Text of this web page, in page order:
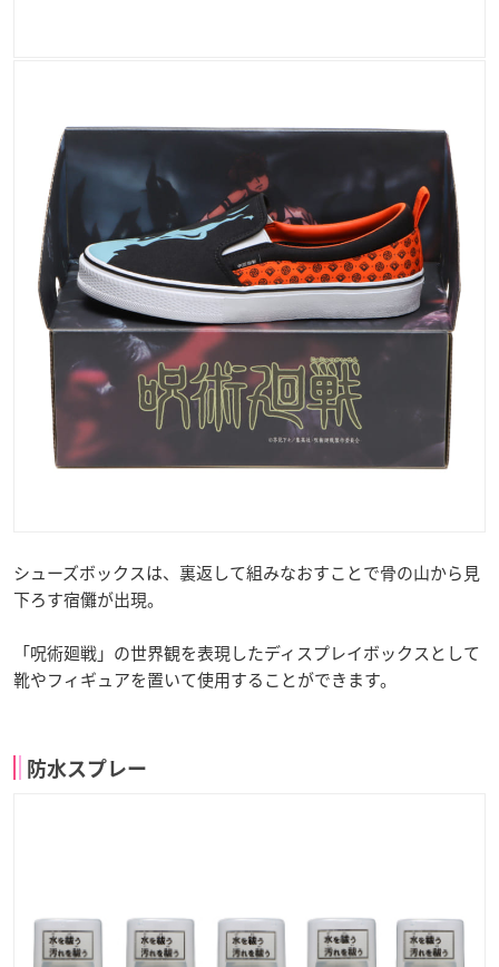
シューズボックスは、裏返して組みなおすことで骨の山から見
下ろす宿儺が出現。
「呪術廻戦」の世界観を表現したディスプレイボックスとして
靴やフィギュアを置いて使用することができます。
防水スプレー